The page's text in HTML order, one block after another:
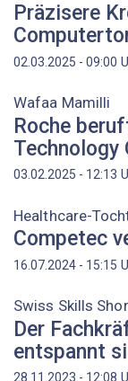
Präzisere
02.03.2025 - 09:00
Wafaa Mamilli
Roche
Technology
03.02.2025 - 12:13
Healthcare-
Competec
16.07.2024 - 15:15
Swiss Skills
Der
entspannt
28.11.2023 - 12:08